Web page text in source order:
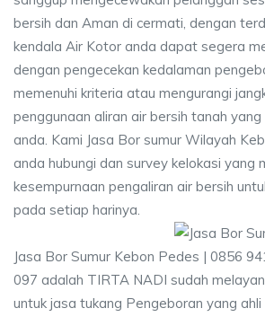
bersih dan Aman di cermati, dengan
kendala Air Kotor anda dapat segera
dengan pengecekan kedalaman
memenuhi kriteria atau mengurangi
penggunaan aliran air bersih tanah
anda. Kami Jasa Bor sumur Wilayah
anda hubungi dan survey kelokasi yang
kesempurnaan pengaliran air bersih
pada setiap harinya.
Jasa Bor Sumur Kebon Pedes | 0856
097 adalah TIRTA NADI sudah
untuk jasa tukang Pengeboran yang